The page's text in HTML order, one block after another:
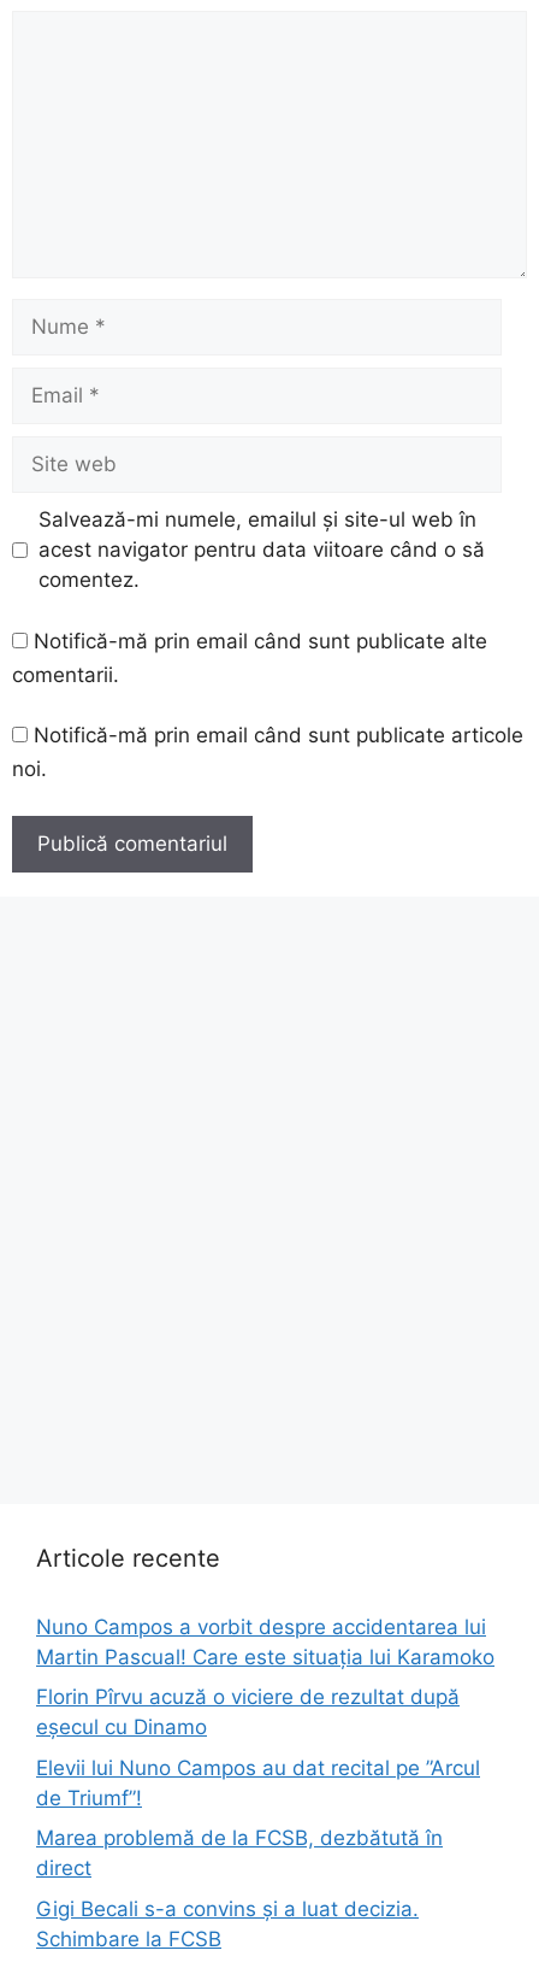
Nume
Email
Site
web
Salvează-mi numele, emailul și site-ul web în
acest navigator pentru data viitoare când o să
comentez.
Notifică-mă prin email când sunt publicate alte
comentarii.
Notifică-mă prin email când sunt publicate articole
noi.
Articole recente
Nuno Campos a vorbit despre accidentarea lui
Martin Pascual! Care este situația lui Karamoko
Florin Pîrvu acuză o viciere de rezultat după
eșecul cu Dinamo
Elevii lui Nuno Campos au dat recital pe ”Arcul
de Triumf”!
Marea problemă de la FCSB, dezbătută în
direct
Gigi Becali s-a convins și a luat decizia.
Schimbare la FCSB